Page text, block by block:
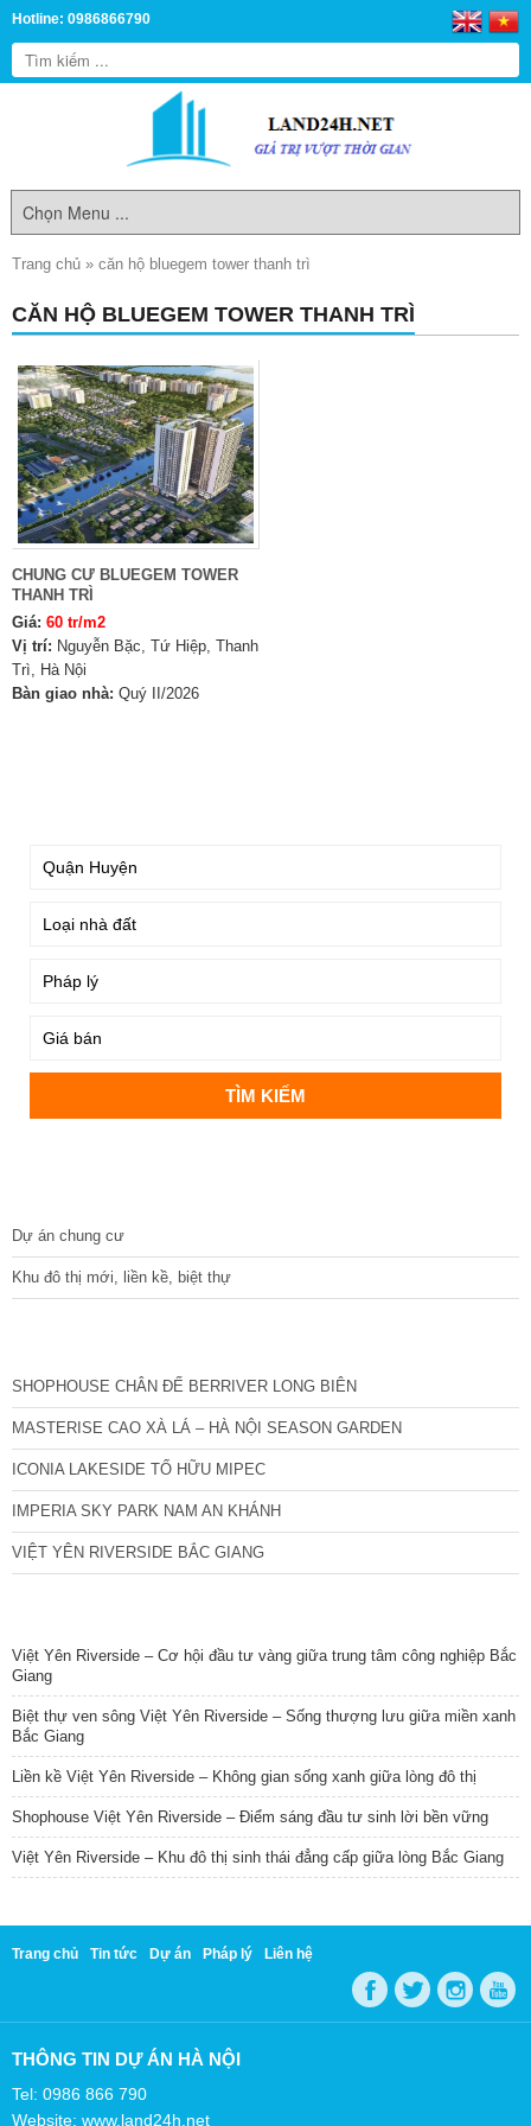
Hotline: 0986866790
Trang chủ » căn hộ bluegem tower thanh trì
CĂN HỘ BLUEGEM TOWER THANH TRÌ
CHUNG CƯ BLUEGEM TOWER
THANH TRÌ
Giá: 60 tr/m2
Vị trí: Nguyễn Bặc, Tứ Hiệp, Thanh
Trì, Hà Nội
Bàn giao nhà: Quý II/2026
Dự án chung cư
Khu đô thị mới, liền kề, biệt thự
SHOPHOUSE CHÂN ĐẾ BERRIVER LONG BIÊN
MASTERISE CAO XÀ LÁ – HÀ NỘI SEASON GARDEN
ICONIA LAKESIDE TỐ HỮU MIPEC
IMPERIA SKY PARK NAM AN KHÁNH
VIỆT YÊN RIVERSIDE BẮC GIANG
Việt Yên Riverside – Cơ hội đầu tư vàng giữa trung tâm công nghiệp Bắc
Giang
Biệt thự ven sông Việt Yên Riverside – Sống thượng lưu giữa miền xanh
Bắc Giang
Liền kề Việt Yên Riverside – Không gian sống xanh giữa lòng đô thị
Shophouse Việt Yên Riverside – Điểm sáng đầu tư sinh lời bền vững
Việt Yên Riverside – Khu đô thị sinh thái đẳng cấp giữa lòng Bắc Giang
Trang chủ Tin tức Dự án Pháp lý Liên hệ
THÔNG TIN DỰ ÁN HÀ NỘI
Tel: 0986 866 790
Website: www.land24h.net